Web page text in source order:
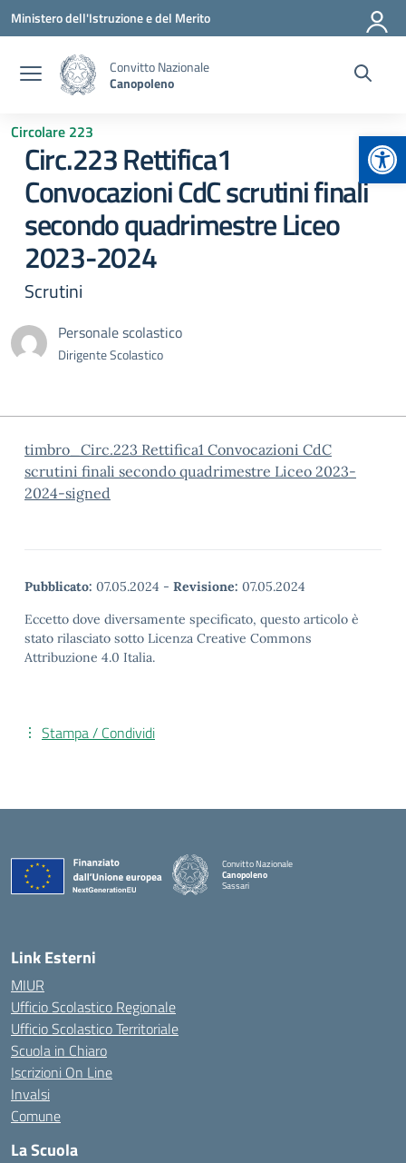
Vai ai contenuti
Vai al menu di navigazione
Vai al footer
Ministero dell'Istruzione e del Merito
Convitto Nazionale
Canopoleno
Circolare 223
Circ.223 Rettifica1
Convocazioni CdC scrutini finali
secondo quadrimestre Liceo
2023-2024
Scrutini
Personale scolastico
Dirigente Scolastico
timbro_Circ.223 Rettifica1 Convocazioni CdC
scrutini finali secondo quadrimestre Liceo 2023-
2024-signed
Pubblicato: 07.05.2024 - Revisione: 07.05.2024
Eccetto dove diversamente specificato, questo articolo è
stato rilasciato sotto Licenza Creative Commons
Attribuzione 4.0 Italia.
Stampa / Condividi
Convitto Nazionale
Canopoleno
Sassari
Link Esterni
MIUR
Ufficio Scolastico Regionale
Ufficio Scolastico Territoriale
Scuola in Chiaro
Iscrizioni On Line
Invalsi
Comune
La Scuola